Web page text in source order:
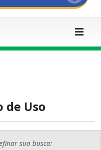
de Uso
sua busca: